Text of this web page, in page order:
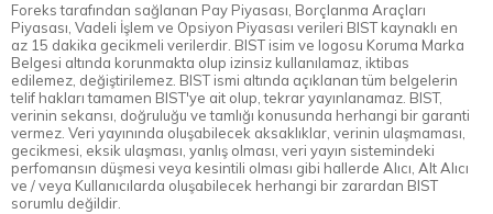
Foreks tarafından sağlanan Pay Piyasası, Borçlanma Araçları
Piyasası, Vadeli İşlem ve Opsiyon Piyasası verileri BIST kaynaklı en
az 15 dakika gecikmeli verilerdir. BIST isim ve logosu Koruma Marka
Belgesi altında korunmakta olup izinsiz kullanılamaz, iktibas
edilemez, değiştirilemez. BIST ismi altında açıklanan tüm belgelerin
telif hakları tamamen BIST'ye ait olup, tekrar yayınlanamaz. BIST,
verinin sekansı, doğruluğu ve tamlığı konusunda herhangi bir garanti
vermez. Veri yayınında oluşabilecek aksaklıklar, verinin ulaşmaması,
gecikmesi, eksik ulaşması, yanlış olması, veri yayın sistemindeki
perfomansın düşmesi veya kesintili olması gibi hallerde Alıcı, Alt Alıcı
ve / veya Kullanıcılarda oluşabilecek herhangi bir zarardan BIST
sorumlu değildir.